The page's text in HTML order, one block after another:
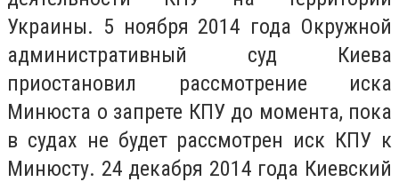
Украины. 5 ноября 2014 года Окружной
административный суд Киева
приостановил рассмотрение иска
Минюста о запрете КПУ до момента, пока
в судах не будет рассмотрен иск КПУ к
Минюсту. 24 декабря 2014 года Киевский